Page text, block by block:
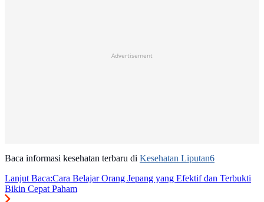
Advertisement
Baca informasi kesehatan terbaru di Kesehatan Liputan6
Lanjut Baca:Cara Belajar Orang Jepang yang Efektif dan Terbukti
Bikin Cepat Paham